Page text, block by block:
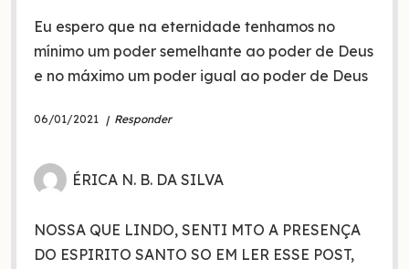
Eu espero que na eternidade tenhamos no
mínimo um poder semelhante ao poder de Deus
e no máximo um poder igual ao poder de Deus
06/01/2021 Responder
ÉRICA N. B. DA SILVA
NOSSA QUE LINDO, SENTI MTO A PRESENÇA
DO ESPIRITO SANTO SO EM LER ESSE POST,